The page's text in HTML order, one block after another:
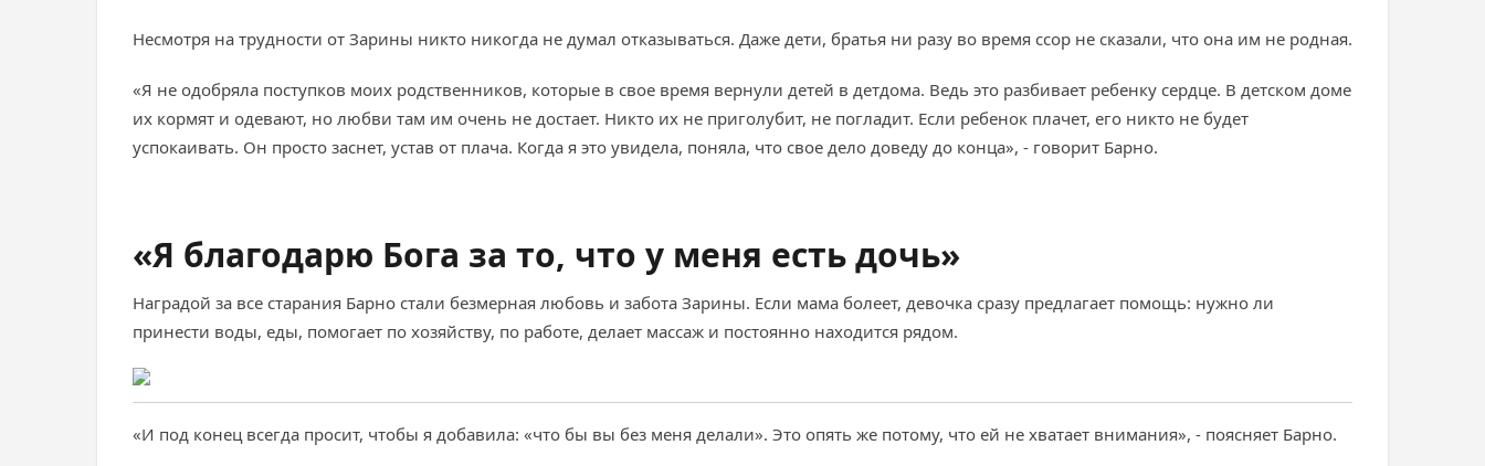
Несмотря на трудности от Зарины никто никогда не думал отказываться. Даже дети, братья ни разу во время ссор не сказали, что она им не родная.
«Я не одобряла поступков моих родственников, которые в свое время вернули детей в детдома. Ведь это разбивает ребенку сердце. В детском доме
их кормят и одевают, но любви там им очень не достает. Никто их не приголубит, не погладит. Если ребенок плачет, его никто не будет
успокаивать. Он просто заснет, устав от плача. Когда я это увидела, поняла, что свое дело доведу до конца», - говорит Барно.
«Я благодарю Бога за то, что у меня есть дочь»
Наградой за все старания Барно стали безмерная любовь и забота Зарины. Если мама болеет, девочка сразу предлагает помощь: нужно ли
принести воды, еды, помогает по хозяйству, по работе, делает массаж и постоянно находится рядом.
«И под конец всегда просит, чтобы я добавила: «что бы вы без меня делали». Это опять же потому, что ей не хватает внимания», - поясняет Барно.